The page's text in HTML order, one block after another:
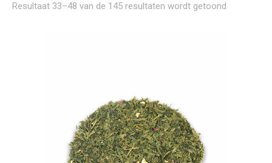
Resultaat 33–48 van de 145 resultaten wordt getoond